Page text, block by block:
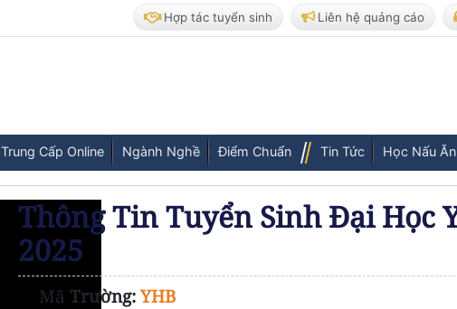
Hợp tác tuyển sinh Liên hệ quảng cáo
Trung Cấp Online Ngành Nghề Điểm Chuẩn Tin Tức Học Nấu Ăn
Thông Tin Tuyển Sinh Đại Học
2025
Mã Trường: YHB